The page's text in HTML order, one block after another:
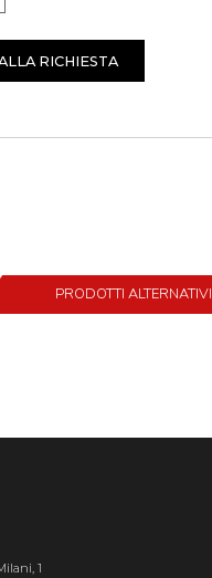
RICHIESTA
PRODOTTI ALTERNATIVI
1